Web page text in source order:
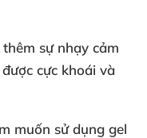
sự nhạy cảm
được cực khoái và
muốn sử dụng gel